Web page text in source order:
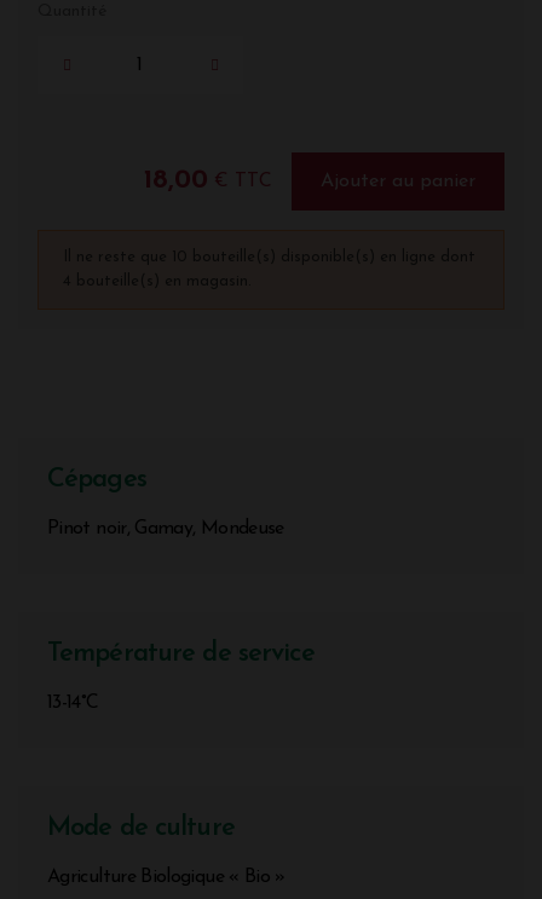
18,00 € TTC Ajouter au panier
Cépages
Pinot noir, Gamay, Mondeuse
Température de service
13-14°C
Mode de culture
Agriculture Biologique « Bio »